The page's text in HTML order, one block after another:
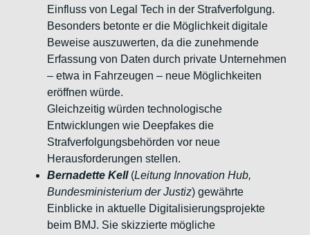
Einfluss von Legal Tech in der Strafverfolgung.
Besonders betonte er die Möglichkeit digitale
Beweise auszuwerten, da die zunehmende
Erfassung von Daten durch private Unternehmen
– etwa in Fahrzeugen – neue Möglichkeiten
eröffnen würde.
Gleichzeitig würden technologische
Entwicklungen wie Deepfakes die
Strafverfolgungsbehörden vor neue
Herausforderungen stellen.
Bernadette Kell(Leitung Innovation Hub,
Bundesministerium derJustiz) gewährte
Einblicke in aktuelle Digitalisierungsprojekte
beim BMJ. Sie skizzierte mögliche